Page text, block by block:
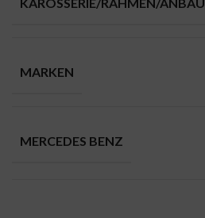
MARKEN
MERCEDES BENZ